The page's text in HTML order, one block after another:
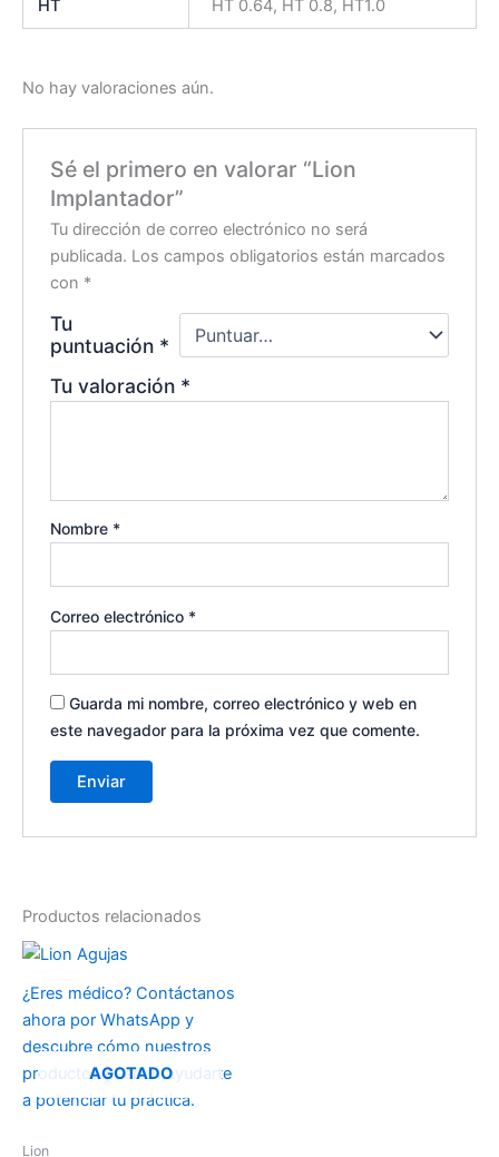
HT HT 0.64, HT 0.8, HT1.0
No hay valoraciones aún.
Sé el primero en valorar “Lion
Implantador”
Tu dirección de correo electrónico no será
publicada. Los campos obligatorios están marcados
con *
Tu
puntuación *
Tu valoración *
Nombre *
Correo electrónico *
Guarda mi nombre, correo electrónico y web en
este navegador para la próxima vez que comente.
Productos relacionados
AGOTADO
¿Eres médico? Contáctanos
ahora por WhatsApp y
descubre cómo nuestros
productos pueden ayudarte
a potenciar tu práctica.
Lion